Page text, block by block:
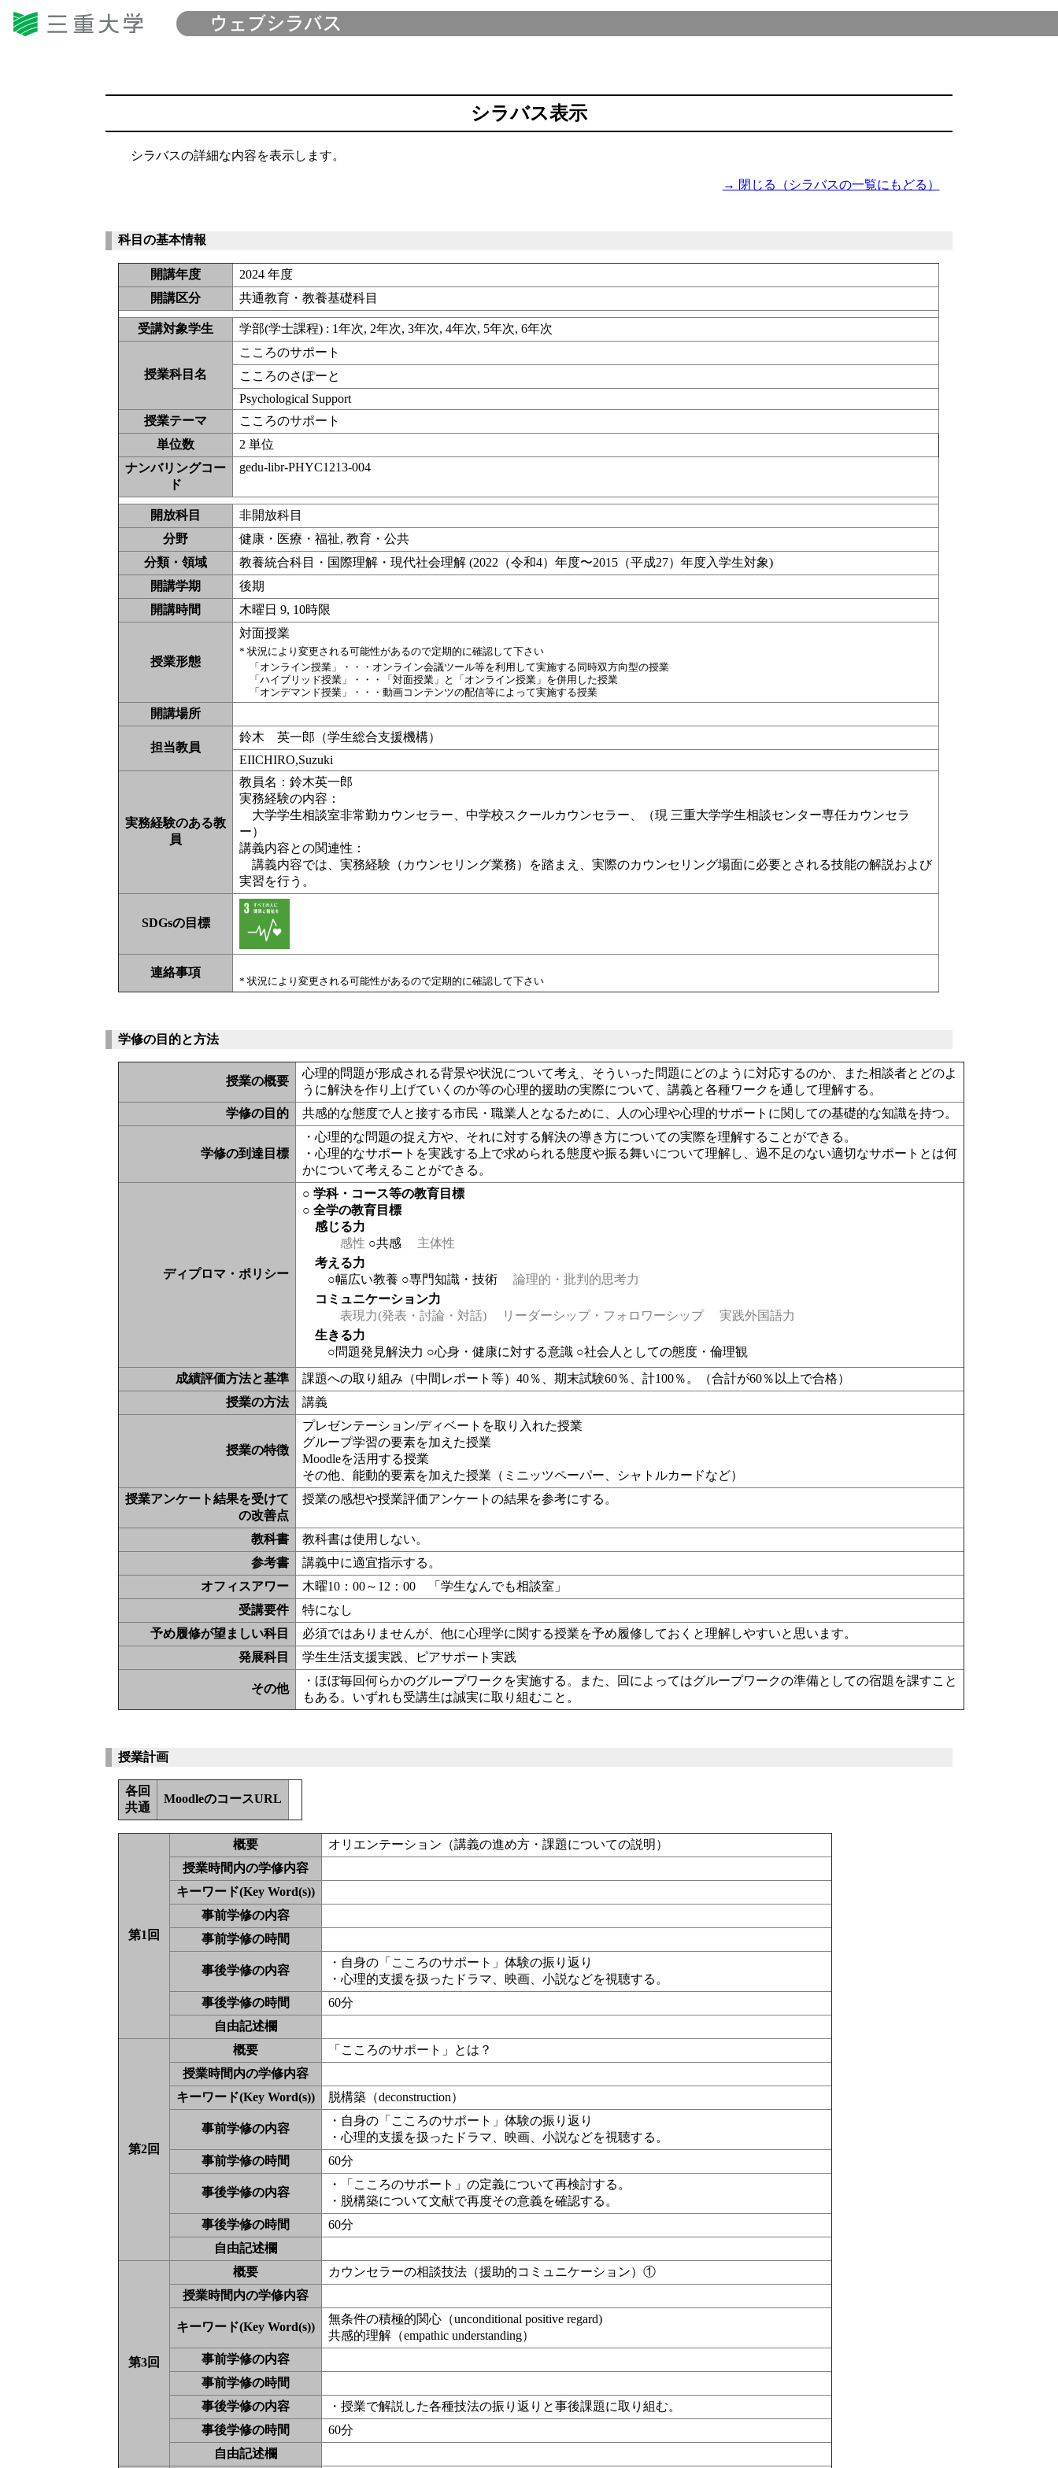
シラバス表示
シラバスの詳細な内容を表示します。
→ 閉じる（シラバスの一覧にもどる）
科目の基本情報
開講年度
2024 年度
開講区分
共通教育・教養基礎科目
受講対象学生 学部(学士課程) : 1年次, 2年次, 3年次, 4年次, 5年次, 6年次
授業科目名
こころのサポート
こころのさぽーと
Psychological Support
授業テーマ
こころのサポート
単位数
2 単位
ナンバリングコー
ド
gedu-libr-PHYC1213-004
開放科目
非開放科目
分野
健康・医療・福祉, 教育・公共
分類・領域
教養統合科目・国際理解・現代社会理解 (2022（令和4）年度〜2015（平成27）年度入学生対象)
開講学期
後期
開講時間
木曜日 9, 10時限
授業形態
対面授業
* 状況により変更される可能性があるので定期的に確認して下さい
「オンライン授業」・・・オンライン会議ツール等を利用して実施する同時双方向型の授業
「ハイブリッド授業」・・・「対面授業」と「オンライン授業」を併用した授業
「オンデマンド授業」・・・動画コンテンツの配信等によって実施する授業
開講場所
担当教員
鈴木 英一郎（学生総合支援機構）
EIICHIRO,Suzuki
実務経験のある教
員
教員名：鈴木英一郎
実務経験の内容：
大学学生相談室非常勤カウンセラー、中学校スクールカウンセラー、（現 三重大学学生相談センター専任カウンセラ
ー）
講義内容との関連性：
講義内容では、実務経験（カウンセリング業務）を踏まえ、実際のカウンセリング場面に必要とされる技能の解説および
実習を行う。
SDGsの目標
連絡事項
* 状況により変更される可能性があるので定期的に確認して下さい
学修の目的と方法
授業の概要
心理的問題が形成される背景や状況について考え、そういった問題にどのように対応するのか、また相談者とどのよ
うに解決を作り上げていくのか等の心理的援助の実際について、講義と各種ワークを通して理解する。
学修の目的
共感的な態度で人と接する市民・職業人となるために、人の心理や心理的サポートに関しての基礎的な知識を持つ。
学修の到達目標
・心理的な問題の捉え方や、それに対する解決の導き方についての実際を理解することができる。
・心理的なサポートを実践する上で求められる態度や振る舞いについて理解し、過不足のない適切なサポートとは何
かについて考えることができる。
ディプロマ・ポリシー
○ 学科・コース等の教育目標
○ 全学の教育目標
感じる力
感性 ○共感
主体性
考える力
○幅広い教養 ○専門知識・技術
論理的・批判的思考力
コミュニケーション力
表現力(発表・討論・対話)
リーダーシップ・フォロワーシップ
実践外国語力
生きる力
○問題発見解決力 ○心身・健康に対する意識 ○社会人としての態度・倫理観
成績評価方法と基準
課題への取り組み（中間レポート等）40％、期末試験60％、計100％。（合計が60％以上で合格）
授業の方法
講義
授業の特徴
プレゼンテーション/ディベートを取り入れた授業
グループ学習の要素を加えた授業
Moodleを活用する授業
その他、能動的要素を加えた授業（ ミニッツペーパー、シャトルカードなど）
授業アンケート結果を受けて
の改善点
授業の感想や授業評価アンケートの結果を参考にする。
教科書
教科書は使用しない。
参考書
講義中に適宜指示する。
オフィスアワー
木曜10：00～12：00 「学生なんでも相談室」
受講要件
特になし
予め履修が望ましい科目
必須ではありませんが、他に心理学に関する授業を予め履修しておくと理解しやすいと思います。
発展科目
学生生活支援実践、ピアサポート実践
その他
・ほぼ毎回何らかのグループワークを実施する。また、回によってはグループワークの準備としての宿題を課すこと
もある。いずれも受講生は誠実に取り組むこと。
授業計画
各回
共通
MoodleのコースURL
第1回
概要
オリエンテーション（講義の進め方・課題についての説明）
授業時間内の学修内容
キーワード(Key Word(s))
事前学修の内容
事前学修の時間
事後学修の内容
・自身の「こころのサポート」体験の振り返り
・心理的支援を扱ったドラマ、映画、小説などを視聴する。
事後学修の時間
60分
自由記述欄
第2回
概要
「こころのサポート」とは？
授業時間内の学修内容
キーワード(Key Word(s))
脱構築（deconstruction）
事前学修の内容
・自身の「こころのサポート」体験の振り返り
・心理的支援を扱ったドラマ、映画、小説などを視聴する。
事前学修の時間
60分
事後学修の内容
・「こころのサポート」の定義について再検討する。
・脱構築について文献で再度その意義を確認する。
事後学修の時間
60分
自由記述欄
第3回
概要
カウンセラーの相談技法（援助的コミュニケーション）①
授業時間内の学修内容
キーワード(Key Word(s))
無条件の積極的関心（unconditional positive regard)
共感的理解（empathic understanding）
事前学修の内容
事前学修の時間
事後学修の内容
・授業で解説した各種技法の振り返りと事後課題に取り組む。
事後学修の時間
60分
自由記述欄